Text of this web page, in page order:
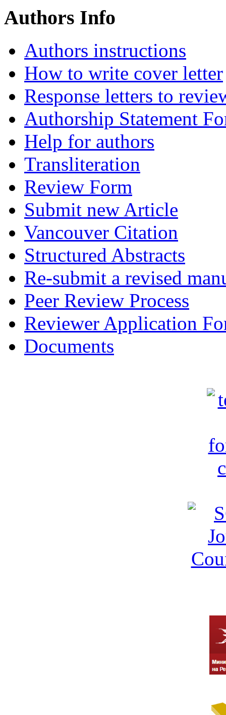
Authors Info
Authors instructions
How to write cover letter
Response letters to
Authorship Statement
Help for authors
Transliteration
Review Form
Submit new Article
Vancouver Citation
Structured Abstracts
Re-submit a revised
Peer Review Process
Reviewer Application
Documents